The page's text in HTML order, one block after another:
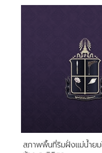
สภาพพื้นที่ริมฝั่งแม่น้ำย